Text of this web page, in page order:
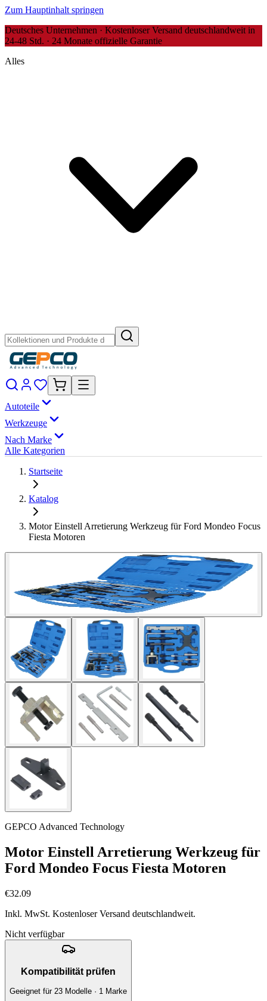
Zum Hauptinhalt springen
Deutsches Unternehmen · Kostenloser Versand deutschlandweit in
24-48 Std. · 24 Monate offizielle Garantie
Alles
Autoteile
Werkzeuge
Nach Marke
Alle Kategorien
Startseite
Katalog
Motor Einstell Arretierung Werkzeug für Ford Mondeo Focus
Fiesta Motoren
GEPCO Advanced Technology
Motor Einstell Arretierung Werkzeug für
Ford Mondeo Focus Fiesta Motoren
€32.09
Inkl. MwSt. Kostenloser Versand deutschlandweit.
Nicht verfügbar
Kompatibilität prüfen
Geeignet für 23 Modelle · 1 Marke